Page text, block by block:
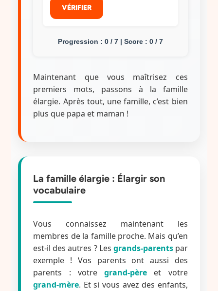
VÉRIFIER
Progression : 0 / 7 | Score : 0 / 7
Maintenant que vous maîtrisez ces
premiers mots, passons à la famille
élargie. Après tout, une famille, c’est bien
plus que papa et maman !
La famille élargie : Élargir son
vocabulaire
Vous connaissez maintenant les
membres de la famille proche. Mais qu’en
est-il des autres ? Les grands-parentspar
exemple ! Vos parents ont aussi des
parents : votregrand-père et votre
grand-mère. Et si vous avez des enfants,